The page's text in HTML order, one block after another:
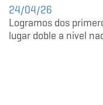
24/04/26
Logramos dos
lugar doble a nivel